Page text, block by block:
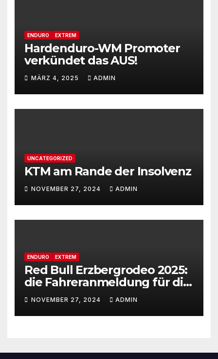
ENDURO EXTREM
Hardenduro-WM Promoter
verkündet das AUS!
MÄRZ 4, 2025 ADMIN
UNCATEGORIZED
KTM am Rande der Insolvenz
NOVEMBER 27, 2024 ADMIN
ENDURO EXTREM
Red Bull Erzbergrodeo 2025:
die Fahreranmeldung für die
29ste Auflage des weltweit
renommiertesten Extreme
Enduro Rennens startet am
NOVEMBER 27, 2024 ADMIN